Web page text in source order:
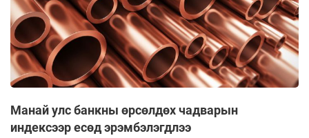
Манай улс банкны өрсөлдөх чадварын
индексээр есөд эрэмбэлэгдлээ